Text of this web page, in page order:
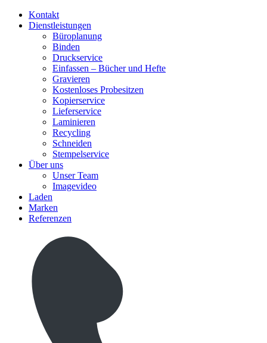
Kontakt
Dienstleistungen
Büroplanung
Binden
Druckservice
Einfassen – Bücher und Hefte
Gravieren
Kostenloses Probesitzen
Kopierservice
Lieferservice
Laminieren
Recycling
Schneiden
Stempelservice
Über uns
Unser Team
Imagevideo
Laden
Marken
Referenzen